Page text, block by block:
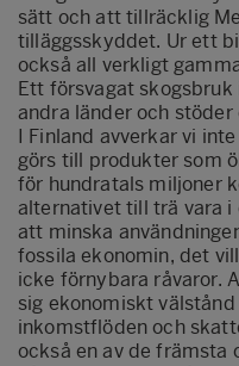
sätt och att tillräcklig
tilläggsskyddet. Ur ett
också all verkligt
Ett försvagat
andra länder och
I Finland avverkar vi
görs till produkter som
för hundratals miljoner
alternativet till trä vara i
att minska
fossila ekonomin, det
icke förnybara råvaror.
sig ekonomiskt
inkomstflöden och
också en av de främsta